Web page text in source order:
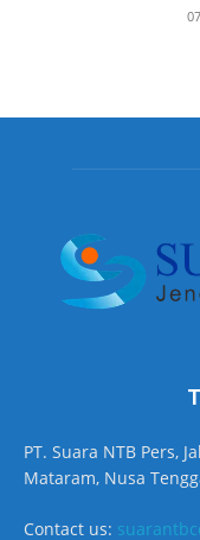
PT. Suara NTB Pers,
Mataram, Nusa
Contact us: